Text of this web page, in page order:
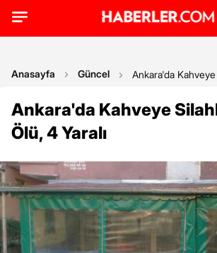
Anasayfa Güncel Ankara'da Kahveye
Ankara'da Kahveye
Ölü, 4 Yaralı